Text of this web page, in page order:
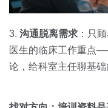
3. 沟通脱离需求 ：只
医生的临床工作重点
论，给科室主任聊基